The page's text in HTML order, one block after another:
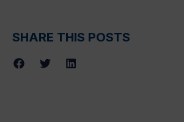
SHARE THIS POSTS